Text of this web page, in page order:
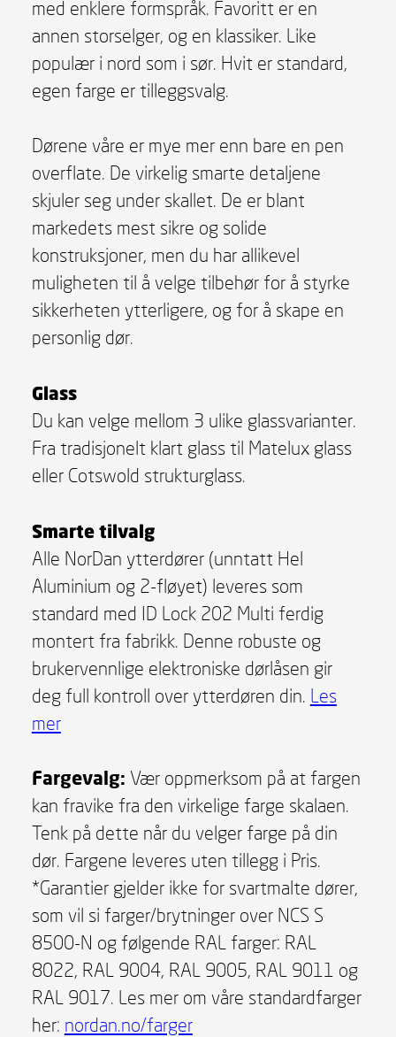
med enklere formspråk. Favoritt er en
annen storselger, og en klassiker. Like
populær i nord som i sør. Hvit er standard,
egen farge er tilleggsvalg.
Dørene våre er mye mer enn bare en pen
overflate. De virkelig smarte detaljene
skjuler seg under skallet. De er blant
markedets mest sikre og solide
konstruksjoner, men du har allikevel
muligheten til å velge tilbehør for å styrke
sikkerheten ytterligere, og for å skape en
personlig dør.
Glass
Du kan velge mellom 3 ulike glassvarianter.
Fra tradisjonelt klart glass til Matelux glass
eller Cotswold strukturglass.
Smarte tilvalg
Alle NorDan ytterdører (unntatt Hel
Aluminium og 2-fløyet) leveres som
standard med ID Lock 202 Multi ferdig
montert fra fabrikk. Denne robuste og
brukervennlige elektroniske dørlåsen gir
deg full kontroll over ytterdøren din. Les
mer
Fargevalg: Vær oppmerksom på at fargen
kan fravike fra den virkelige farge skalaen.
Tenk på dette når du velger farge på din
dør. Fargene leveres uten tillegg i Pris.
*Garantier gjelder ikke for svartmalte dører,
som vil si farger/brytninger over NCS S
8500-N og følgende RAL farger: RAL
8022, RAL 9004, RAL 9005, RAL 9011 og
RAL 9017. Les mer om våre standardfarger
her: nordan.no/farger